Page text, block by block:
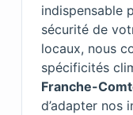
indispensable
sécurité de
locaux, nous
spécificités
Franche-
d’adapter nos